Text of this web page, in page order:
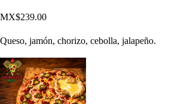
MX$239.00
Queso, jamón, chorizo, cebolla, jalapeño.